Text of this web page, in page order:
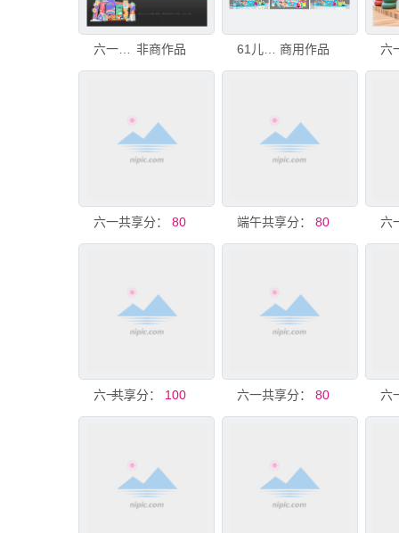
六一美陈 非商作品 61儿童节美陈 商用作品
六一美陈
共享分： 80 端午六一美陈
共享分： 80
六一美陈
共享分： 100 六一儿童节美陈
共享分： 80